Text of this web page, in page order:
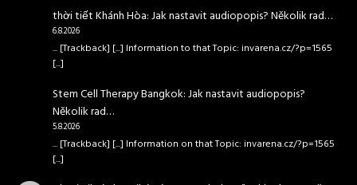
thời tiết Khánh Hòa:Jak nastavit audiopopis? Několik rad…
6.8.2026
... [Trackback] [...] Information to that Topic: invarena.cz/?p=1565
[...]
Stem Cell Therapy Bangkok:Jak nastavit audiopopis?
Několik rad…
5.8.2026
... [Trackback] [...] Information on that Topic: invarena.cz/?p=1565
[...]